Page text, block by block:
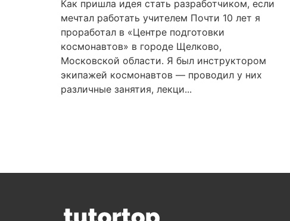
Как пришла идея стать разработчиком, если
мечтал работать учителем Почти 10 лет я
проработал в «Центре подготовки
космонавтов» в городе Щелково,
Московской области. Я был инструктором
экипажей космонавтов — проводил у них
различные занятия, лекци...